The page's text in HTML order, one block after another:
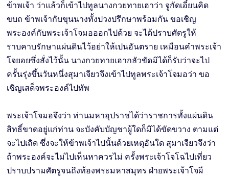
ข้าพเจ้า ว่าแล้วก็เข้าไปทูลนางกวยทายเฮาว่า จูกัดเอี๋ยนคิด
ขบถ ข้าพเจ้ากับขุนนางทั้งปวงปรึกษาพร้อมกัน ขอเชิญ
พระองค์กับพระเจ้าโจมอออกไปด้วย จะได้ปราบศัตรูให้
ราบคาบรักษาแผ่นดินไว้อย่าให้เปนอันตราย เหมือนคำพระเจ้า
โจยอยซึ่งสั่งไว้นั้น นางกวยทายเฮากลัวขัดมิได้ก็รับว่าจะไป
ครั้นรุ่งขึ้นวันหนึ่งสุมาเจียวจึงเข้าไปทูลพระเจ้าโจมอว่า ขอ
เชิญเสด็จพระองค์ไปทัพ
พระเจ้าโจมอจึงว่า ท่านมหาอุปราชได้ว่าราชการทั้งแผ่นดิน
สิทธิ์ขาดอยู่แก่ท่าน จะบังคับบัญชาผู้ใดก็มิได้ขัดขวาง ตามแต่
จะไปเถิด ซึ่งจะให้ข้าพเจ้าไปนั้นด้วยเหตุอันใด สุมาเจียวจึงว่า
ถ้าพระองค์จะไม่ไปเห็นหาควรไม่ ครั้งพระเจ้าโจโฉไปเที่ยว
ปราบปรามศัตรูจนถึงท้องพระมหาสมุทร ฝ่ายพระเจ้าโจผี